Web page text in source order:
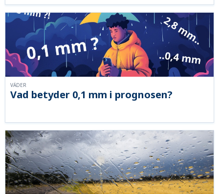
Vad betyder 0,1 mm i prognosen?
VÄDER